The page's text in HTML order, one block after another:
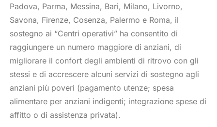
Padova, Parma, Messina, Bari, Milano, Livorno,
Savona, Firenze, Cosenza, Palermo e Roma, il
sostegno ai “Centri operativi” ha consentito di
raggiungere un numero maggiore di anziani, di
migliorare il confort degli ambienti di ritrovo con gli
stessi e di accrescere alcuni servizi di sostegno agli
anziani più poveri (pagamento utenze; spesa
alimentare per anziani indigenti; integrazione spese di
affitto o di assistenza privata).